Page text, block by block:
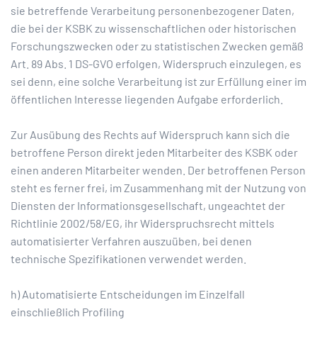
sie betreffende Verarbeitung personenbezogener Daten,
die bei der KSBK zu wissenschaftlichen oder historischen
Forschungszwecken oder zu statistischen Zwecken gemäß
Art. 89 Abs. 1 DS-GVO erfolgen, Widerspruch einzulegen, es
sei denn, eine solche Verarbeitung ist zur Erfüllung einer im
öffentlichen Interesse liegenden Aufgabe erforderlich.
Zur Ausübung des Rechts auf Widerspruch kann sich die
betroffene Person direkt jeden Mitarbeiter des KSBK oder
einen anderen Mitarbeiter wenden. Der betroffenen Person
steht es ferner frei, im Zusammenhang mit der Nutzung von
Diensten der Informationsgesellschaft, ungeachtet der
Richtlinie 2002/58/EG, ihr Widerspruchsrecht mittels
automatisierter Verfahren auszuüben, bei denen
technische Spezifikationen verwendet werden.
h) Automatisierte Entscheidungen im Einzelfall
einschließlich Profiling